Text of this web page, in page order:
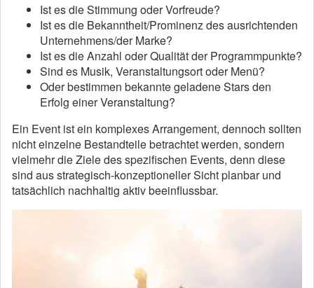
Ist es die Stimmung oder Vorfreude?
Ist es die Bekanntheit/Prominenz des ausrichtenden
Unternehmens/der Marke?
Ist es die Anzahl oder Qualität der Programmpunkte?
Sind es Musik, Veranstaltungsort oder Menü?
Oder bestimmen bekannte geladene Stars den
Erfolg einer Veranstaltung?
Ein Event ist ein komplexes Arrangement, dennoch sollten
nicht einzelne Bestandteile betrachtet werden, sondern
vielmehr die Ziele des spezifischen Events, denn diese
sind aus strategisch-konzeptioneller Sicht planbar und
tatsächlich nachhaltig aktiv beeinflussbar.